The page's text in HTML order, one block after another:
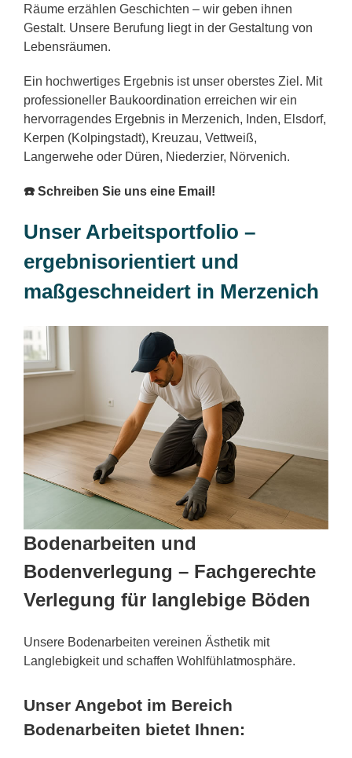
Räume erzählen Geschichten – wir geben ihnen
Gestalt. Unsere Berufung liegt in der Gestaltung von
Lebensräumen.
Ein hochwertiges Ergebnis ist unser oberstes Ziel. Mit
professioneller Baukoordination erreichen wir ein
hervorragendes Ergebnis in Merzenich, Inden, Elsdorf,
Kerpen (Kolpingstadt), Kreuzau, Vettweiß,
Langerwehe oder Düren, Niederzier, Nörvenich.
☎️ Schreiben Sie uns eine Email!
Unser Arbeitsportfolio –
ergebnisorientiert und
maßgeschneidert in Merzenich
Bodenarbeiten und
Bodenverlegung – Fachgerechte
Verlegung für langlebige Böden
Unsere Bodenarbeiten vereinen Ästhetik mit
Langlebigkeit und schaffen Wohlfühlatmosphäre.
Unser Angebot im Bereich
Bodenarbeiten bietet Ihnen: